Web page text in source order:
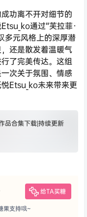
功离不开对细节的
通过“芙拉菲·
多元风格上的深厚潜
还是散发着温暖气
了完美传达。这组
次关于氛围、情感
Etsu_ko未来带来更
品合集下载|持续更新
给TA买糖
果支持哦~